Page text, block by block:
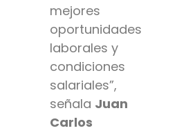
mejores
oportunidades
laborales y
condiciones
salariales”,
señala Juan
Carlos